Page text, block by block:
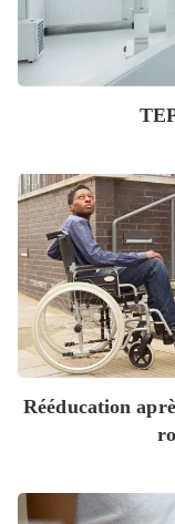
Rééducation